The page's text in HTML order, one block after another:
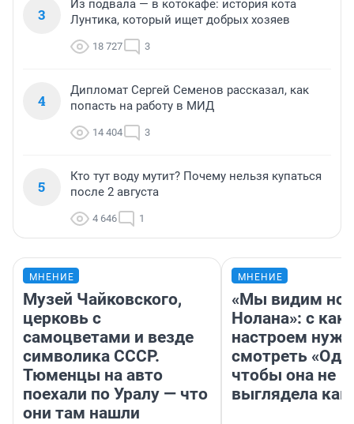
3
Из подвала — в котокафе: история кота
Лунтика, который ищет добрых хозяев
18 727 3
4
Дипломат Сергей Семенов рассказал, как
попасть на работу в МИД
14 404 3
5
Кто тут воду мутит? Почему нельзя купаться
после 2 августа
4 646 1
МНЕНИЕ
Музей Чайковского,
церковь с
самоцветами и везде
символика СССР.
Тюменцы на авто
поехали по Уралу — что
они там нашли
МНЕНИЕ
«Мы видим
Нолана»: с
настроем
смотреть
чтобы она не
выглядела как